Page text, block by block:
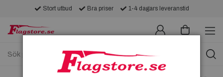
Stort utbud Bra priser 1-4 dagars leveranstid